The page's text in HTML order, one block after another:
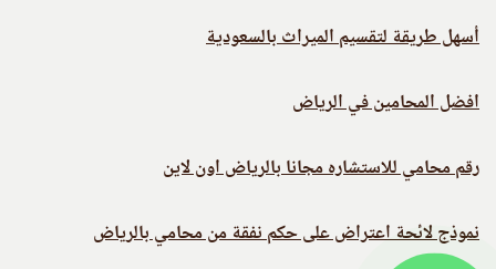
أسهل طريقة لتقسيم الميراث بالسعودية
افضل المحامين في الرياض
رقم محامي للاستشاره مجانا بالرياض اون لاين
نموذج لائحة اعتراض على حكم نفقة من محامي بالرياض